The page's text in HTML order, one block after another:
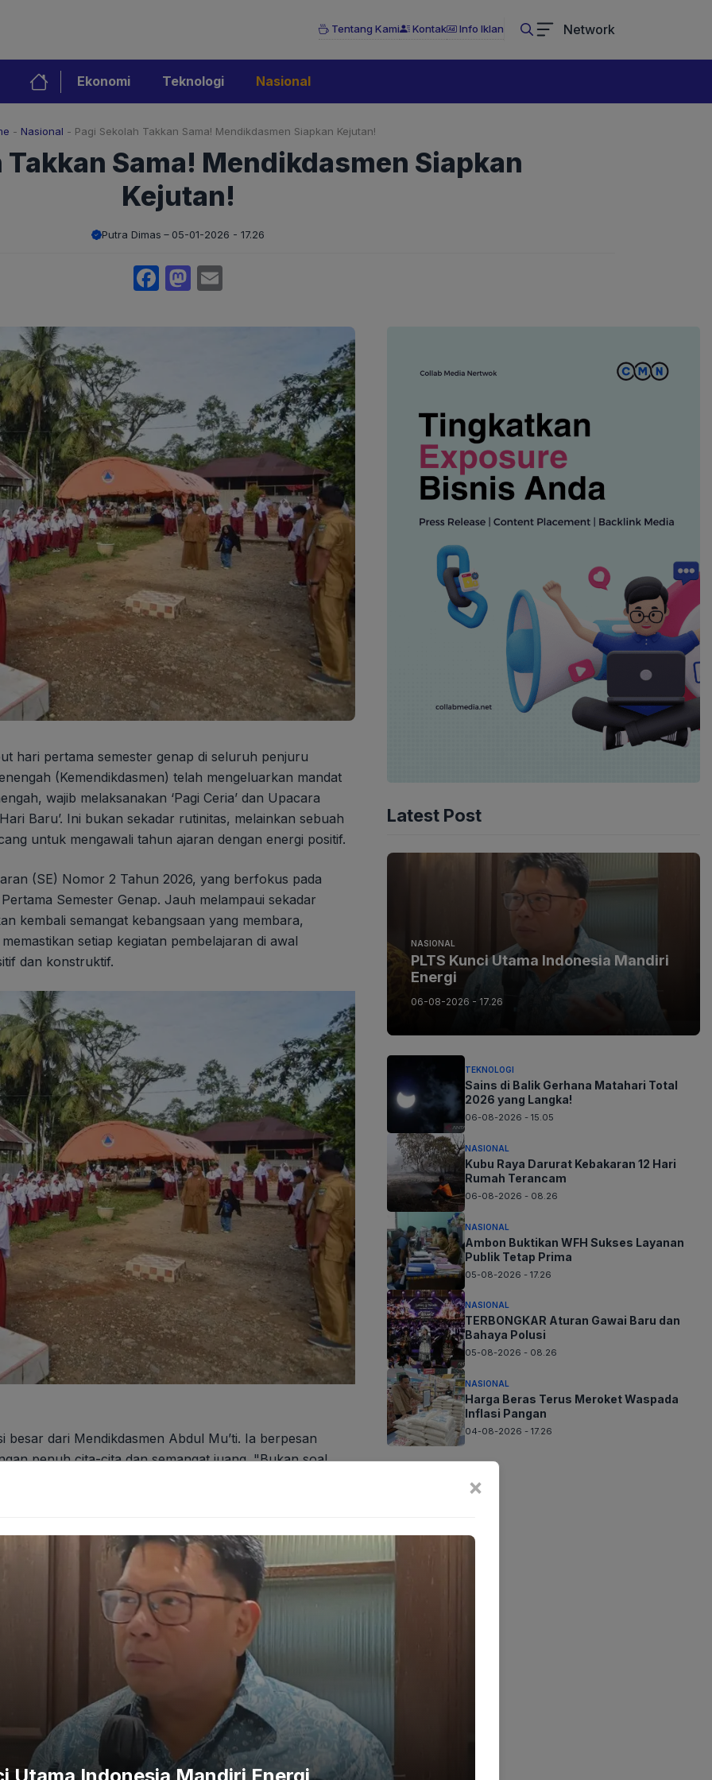
Tentang Kami Kontak Info Iklan Network
Ekonomi Teknologi Nasional
- Nasional - Pagi Sekolah Takkan Sama! Mendikdasmen Siapkan Kejutan!
Takkan Sama! Mendikdasmen Siapkan
Kejutan!
Putra Dimas 05-01-2026 - 17.26
Facebook
Mastodon
hari pertama semester genap di seluruh penjuru
(Kemendikdasmen) telah mengeluarkan mandat
wajib melaksanakan ‘Pagi Ceria’ dan Upacara
Baru’. Ini bukan sekadar rutinitas, melainkan sebuah
untuk mengawali tahun ajaran dengan energi positif.
(SE) Nomor 2 Tahun 2026, yang berfokus pada
Semester Genap. Jauh melampaui sekadar
kembali semangat kebangsaan yang membara,
setiap kegiatan pembelajaran di awal
dan konstruktif.
dari Mendikdasmen Abdul Mu’ti. Ia berpesan
penuh cita-cita dan semangat juang. "Bukan soal
untuk tetap menjadi lebih baik lagi," tegas Mu’ti,
yang menyoroti esensi pendidikan sejati: bukan
tanpa henti menuju versi diri yang lebih unggul. Ini
arena pembentukan karakter yang progresif.
Kubu Raya Darurat Kebakaran 12 Hari Rumah
Latest Post
NASIONAL
PLTS Kunci Utama Indonesia Mandiri
Energi
06-08-2026 - 17.26
TEKNOLOGI
Sains di Balik Gerhana Matahari Total
2026 yang Langka!
06-08-2026 - 15.05
NASIONAL
Kubu Raya Darurat Kebakaran 12 Hari
Rumah Terancam
06-08-2026 - 08.26
NASIONAL
Ambon Buktikan WFH Sukses Layanan
Publik Tetap Prima
05-08-2026 - 17.26
NASIONAL
TERBONGKAR Aturan Gawai Baru dan
Bahaya Polusi
05-08-2026 - 08.26
NASIONAL
Harga Beras Terus Meroket Waspada
Inflasi Pangan
04-08-2026 - 17.26
×